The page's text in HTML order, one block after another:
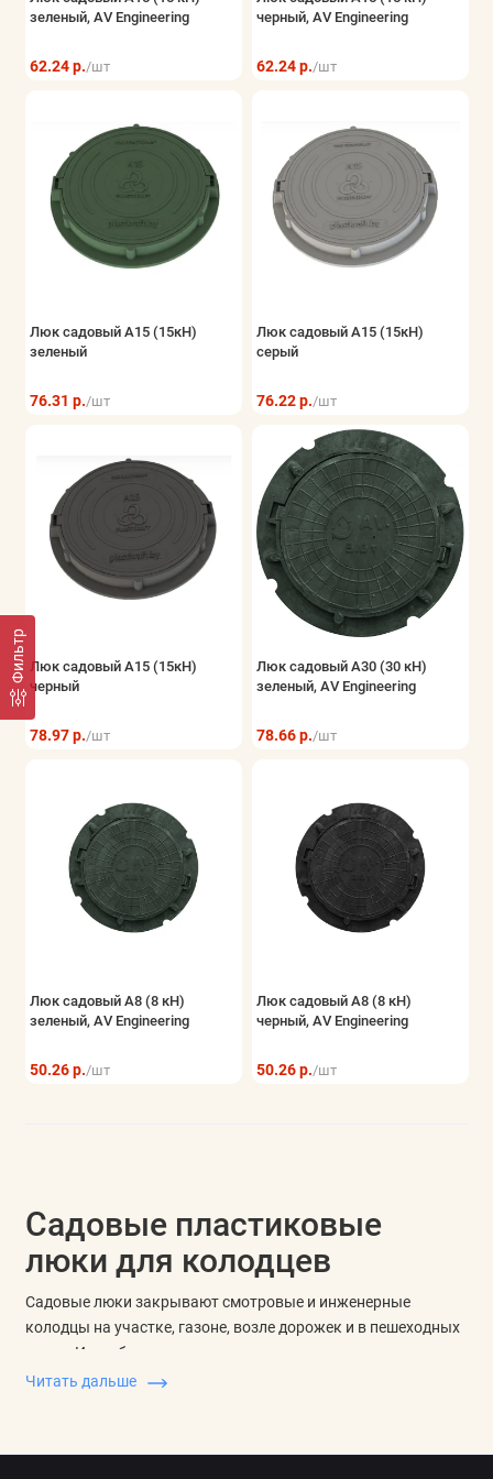
Фильтр
зеленый, AV Engineering
62.24 р./шт
черный, AV Engineering
62.24 р./шт
Люк садовый А15 (15кН)
зеленый
76.31 р./шт
Люк садовый А15 (15кН)
серый
76.22 р./шт
Люк садовый А15 (15кН)
черный
78.97 р./шт
Люк садовый А30 (30 кН)
зеленый, AV Engineering
78.66 р./шт
Люк садовый А8 (8 кН)
зеленый, AV Engineering
50.26 р./шт
Люк садовый А8 (8 кН)
черный, AV Engineering
50.26 р./шт
Садовые пластиковые
люки для колодцев
Садовые люки закрывают смотровые и инженерные
колодцы на участке, газоне, возле дорожек и в пешеходных
зонах. Их выбирают по месту установки, материалу,
допустимой нагрузке, размеру проема, форме крышки,
Читать дальше